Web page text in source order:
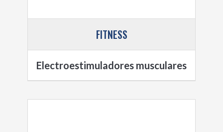
FITNESS
Electroestimuladores musculares